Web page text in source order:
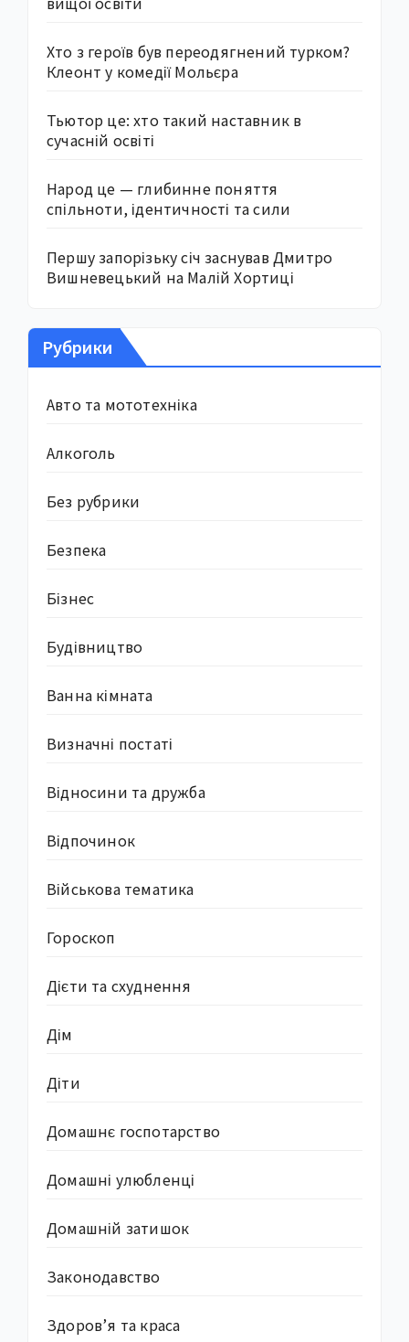
Хто з героїв був переодягнений турком?
Клеонт у комедії Мольєра
Тьютор це: хто такий наставник в
сучасній освіті
Народ це — глибинне поняття
спільноти, ідентичності та сили
Першу запорізьку січ заснував Дмитро
Вишневецький на Малій Хортиці
Рубрики
Авто та мототехніка
Алкоголь
Без рубрики
Безпека
Бізнес
Будівництво
Ванна кімната
Визначні постаті
Відносини та дружба
Відпочинок
Військова тематика
Гороскоп
Дієти та схуднення
Дім
Діти
Домашнє госпотарство
Домашні улюбленці
Домашній затишок
Законодавство
Здоров’я та краса